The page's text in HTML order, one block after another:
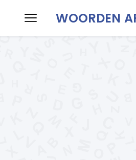
WOORDEN
Home Woorden